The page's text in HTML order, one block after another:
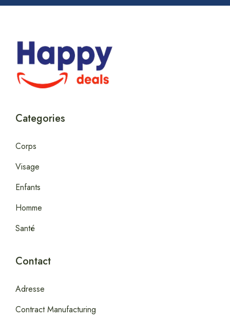
Categories
Corps
Visage
Enfants
Homme
Santé
Contact
Adresse
Contract Manufacturing